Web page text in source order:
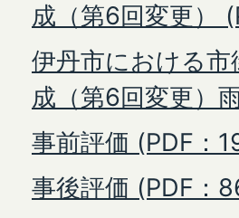
成（第6回変更）
伊丹市における
成（第6回変更）
事前評価 (PDF：
事後評価 (PDF：